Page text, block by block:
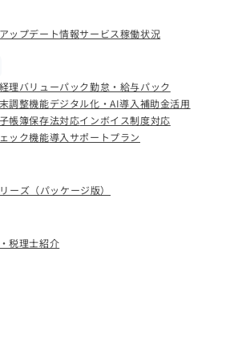
アップデート情報サービス稼働状況
経理バリューパック勤怠・給与パック
調整機能デジタル化・AI導入補助金活用
帳簿保存法対応インボイス制度対応
ック機能導入サポートプラン
ーズ（パッケージ版）
税理士紹介